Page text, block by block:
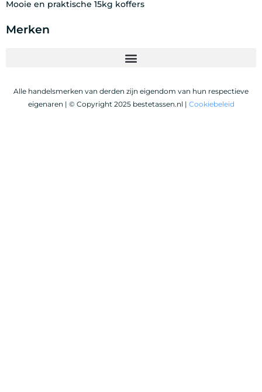
Mooie en praktische 15kg koffers
Merken
Alle handelsmerken van derden zijn eigendom van hun respectieve
eigenaren | © Copyright 2025 bestetassen.nl | Cookiebeleid